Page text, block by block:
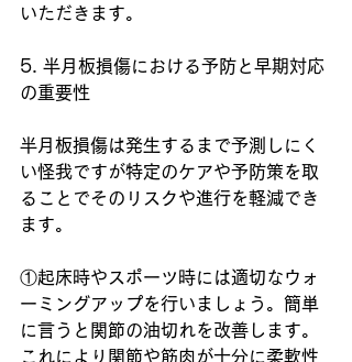
いただきます。
5. 半月板損傷における予防と早期対応
の重要性
半月板損傷は発生するまで予測しにく
い怪我ですが特定のケアや予防策を取
ることでそのリスクや進行を軽減でき
ます。
①起床時やスポーツ時には適切なウォ
ーミングアップを行いましょう。簡単
に言うと関節の油切れを改善します。
これにより関節や筋肉が十分に柔軟性